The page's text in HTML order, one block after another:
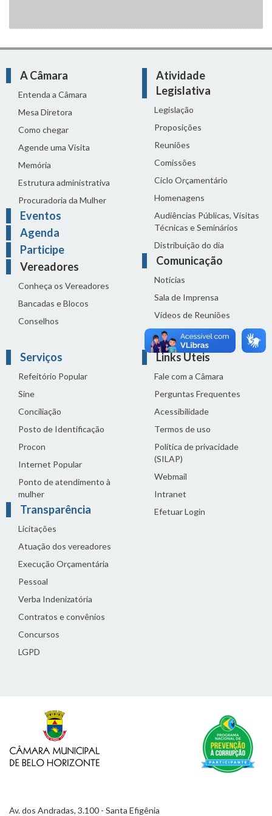
A Câmara
Entenda a Câmara
Mesa Diretora
Como chegar
Agende uma Visita
Memória
Estrutura administrativa
Procuradoria da Mulher
Eventos
Agenda
Participe
Vereadores
Conheça os Vereadores
Bancadas e Blocos
Conselhos
Atividade
Legislativa
Legislação
Proposições
Reuniões
Comissões
Ciclo Orçamentário
Homenagens
Audiências Públicas, Visitas
Técnicas e Seminários
Distribuição do dia
Comunicação
Notícias
Sala de Imprensa
Vídeos de Reuniões
Solenidades
Serviços
Refeitório Popular
Sine
Conciliação
Posto de Identificação
Procon
Internet Popular
Ponto de atendimento à
mulher
Transparência
Licitações
Atuação dos vereadores
Execução Orçamentária
Pessoal
Verba Indenizatória
Contratos e convênios
Concursos
LGPD
Links Úteis
Fale com a Câmara
Perguntas Frequentes
Acessibilidade
Termos de uso
Política de privacidade
(SILAP)
Webmail
Intranet
Efetuar Login
Av. dos Andradas, 3.100 - Santa Efigênia